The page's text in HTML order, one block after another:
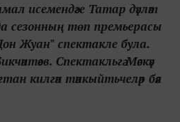
исемендәге Татар дәүләт
сезонның төп премьерасы
Жуан" спектакле була.
Спектакльгә Мәскәү
килгән тәнкыйтьчеләр бәя